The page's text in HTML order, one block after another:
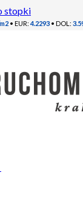
stopki
• EUR: 4.2293 • DOL: